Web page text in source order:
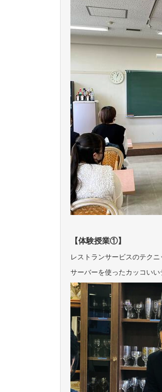
【体験授業①】
レストランサービスのテクニ
サーバーを使ったカッコい